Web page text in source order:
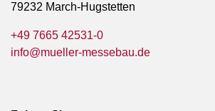
79232 March-Hugstetten
+49 7665 42531-0
info@mueller-messebau.de